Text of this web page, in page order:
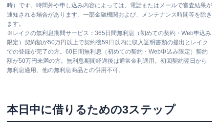
時）です。時間外や申し込み内容によっては、電話またはメールで審査結果が
通知される場合があります。一部金融機関および、メンテナンス時間等を除き
ます。
※ レイクの無利息期間サービス：365日間無利息（初めての契約・Web申込み
限定）契約額が50万円以上で契約後59日以内に収入証明書類の提出とレイク
での登録が完了の方。60日間無利息（初めての契約・Web申込み限定）契約
額が50万円未満の方。無利息期間経過後は通常金利適用。初回契約翌日から
無利息適用。他の無利息商品との併用不可。
本日中に借りるための3ステップ